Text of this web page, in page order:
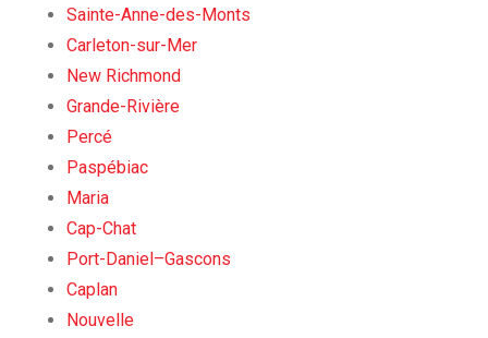
Sainte-Anne-des-Monts
Carleton-sur-Mer
New Richmond
Grande-Rivière
Percé
Paspébiac
Maria
Cap-Chat
Port-Daniel–Gascons
Caplan
Nouvelle